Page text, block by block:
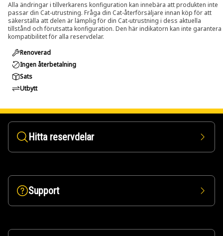
Alla ändringar i tillverkarens konfiguration kan innebära att produkten inte
passar din Cat-utrustning. Fråga din Cat-återförsäljare innan köp för att
säkerställa att delen är lämplig för din Cat-utrustning i dess aktuella
tillstånd och förutsatta konfiguration. Den här indikatorn kan inte garantera
kompatibilitet för alla reservdelar.
Renoverad
Ingen återbetalning
Sats
Utbytt
Hitta reservdelar
Support